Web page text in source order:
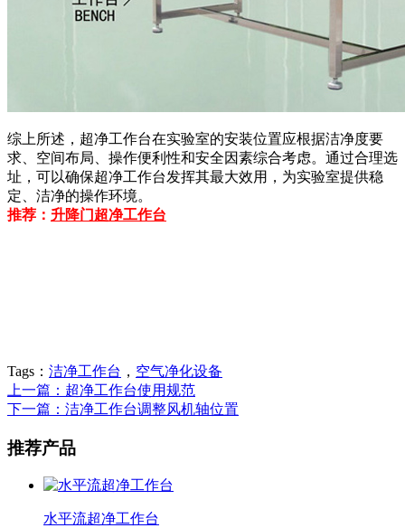
综上所述，超净工作台在实验室的安装位置应根据洁净度要
求、空间布局、操作便利性和安全因素综合考虑。通过合理选
址，可以确保超净工作台发挥其最大效用，为实验室提供稳
定、洁净的操作环境。
推荐： 升降门超净工作台
Tags： 洁净工作台 ， 空气净化设备
上一篇：超净工作台使用规范
下一篇：洁净工作台调整风机轴位置
推荐产品
水平流超净工作台